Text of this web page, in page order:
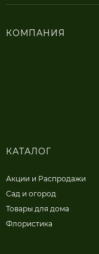
КОМПАНИЯ
КАТАЛОГ
Акции и Распродажи
Сад и огород
Товары для дома
Флористика